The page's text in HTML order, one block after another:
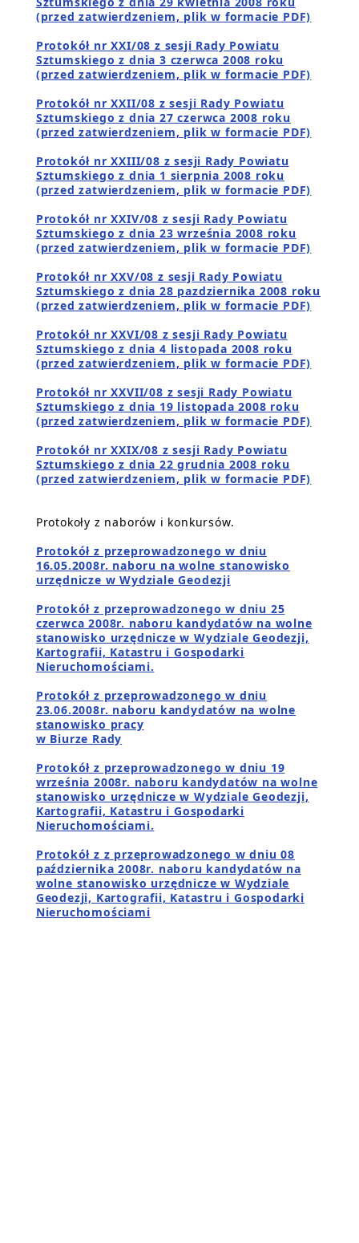
(przed zatwierdzeniem, plik w formacie PDF)
Protokół nr XXI/08 z sesji Rady Powiatu
Sztumskiego z dnia 3 czerwca 2008 roku
(przed zatwierdzeniem, plik w formacie PDF)
Protokół nr XXII/08 z sesji Rady Powiatu
Sztumskiego z dnia 27 czerwca 2008 roku
(przed zatwierdzeniem, plik w formacie PDF)
Protokół nr XXIII/08 z sesji Rady Powiatu
Sztumskiego z dnia 1 sierpnia 2008 roku
(przed zatwierdzeniem, plik w formacie PDF)
Protokół nr XXIV/08 z sesji Rady Powiatu
Sztumskiego z dnia 23 września 2008 roku
(przed zatwierdzeniem, plik w formacie PDF)
Protokół nr XXV/08 z sesji Rady Powiatu
Sztumskiego z dnia 28 pazdziernika 2008 roku
(przed zatwierdzeniem, plik w formacie PDF)
Protokół nr XXVI/08 z sesji Rady Powiatu
Sztumskiego z dnia 4 listopada 2008 roku
(przed zatwierdzeniem, plik w formacie PDF)
Protokół nr XXVII/08 z sesji Rady Powiatu
Sztumskiego z dnia 19 listopada 2008 roku
(przed zatwierdzeniem, plik w formacie PDF)
Protokół nr XXIX/08 z sesji Rady Powiatu
Sztumskiego z dnia 22 grudnia 2008 roku
(przed zatwierdzeniem, plik w formacie PDF)
Protokoły z naborów i konkursów.
Protokół z przeprowadzonego w dniu
16.05.2008r. naboru na wolne stanowisko
urzędnicze w Wydziale Geodezji
Protokół z przeprowadzonego w dniu 25
czerwca 2008r. naboru kandydatów na wolne
stanowisko urzędnicze w Wydziale Geodezji,
Kartografii, Katastru i Gospodarki
Nieruchomościami.
Protokół z przeprowadzonego w dniu
23.06.2008r. naboru kandydatów na wolne
stanowisko pracy
w Biurze Rady
Protokół z przeprowadzonego w dniu 19
września 2008r. naboru kandydatów na wolne
stanowisko urzędnicze w Wydziale Geodezji,
Kartografii, Katastru i Gospodarki
Nieruchomościami.
Protokół z z przeprowadzonego w dniu 08
października 2008r. naboru kandydatów na
wolne stanowisko urzędnicze w Wydziale
Geodezji, Kartografii, Katastru i Gospodarki
Nieruchomościami